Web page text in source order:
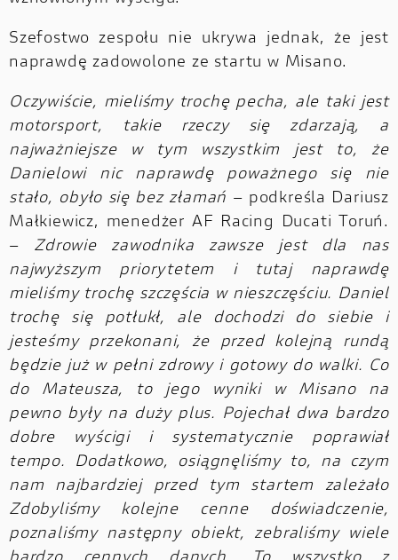
Szefostwo zespołu nie ukrywa jednak, że jest
naprawdę zadowolone ze startu w Misano.
Oczywiście, mieliśmy trochę pecha, ale taki jest
motorsport, takie rzeczy się zdarzają, a
najważniejsze w tym wszystkim jest to, że
Danielowi nic naprawdę poważnego się nie
stało, obyło się bez złamań – podkreśla Dariusz
Małkiewicz, menedżer AF Racing Ducati Toruń.
– Zdrowie zawodnika zawsze jest dla nas
najwyższym priorytetem i tutaj naprawdę
mieliśmy trochę szczęścia w nieszczęściu. Daniel
trochę się potłukł, ale dochodzi do siebie i
jesteśmy przekonani, że przed kolejną rundą
będzie już w pełni zdrowy i gotowy do walki. Co
do Mateusza, to jego wyniki w Misano na
pewno były na duży plus. Pojechał dwa bardzo
dobre wyścigi i systematycznie poprawiał
tempo. Dodatkowo, osiągnęliśmy to, na czym
nam najbardziej przed tym startem zależało
Zdobyliśmy kolejne cenne doświadczenie,
poznaliśmy następny obiekt, zebraliśmy wiele